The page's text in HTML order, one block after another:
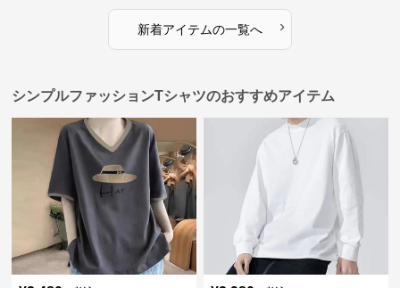
新着アイテムの一覧へ ›
シンプルファッションTシャツのおすすめアイテム